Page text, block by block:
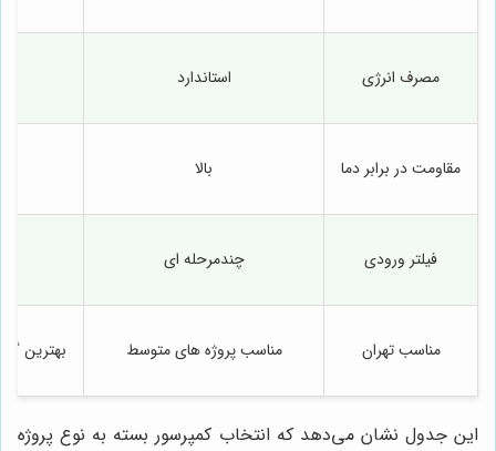
مصرف انرژی استاندارد
مقاومت در برابر دما بالا
فیلتر ورودی چندمرحله ای
مناسب تهران مناسب پروژه های متوسط بهترین
این جدول نشان می‌دهد که انتخاب کمپرسور بسته به نوع پروژه